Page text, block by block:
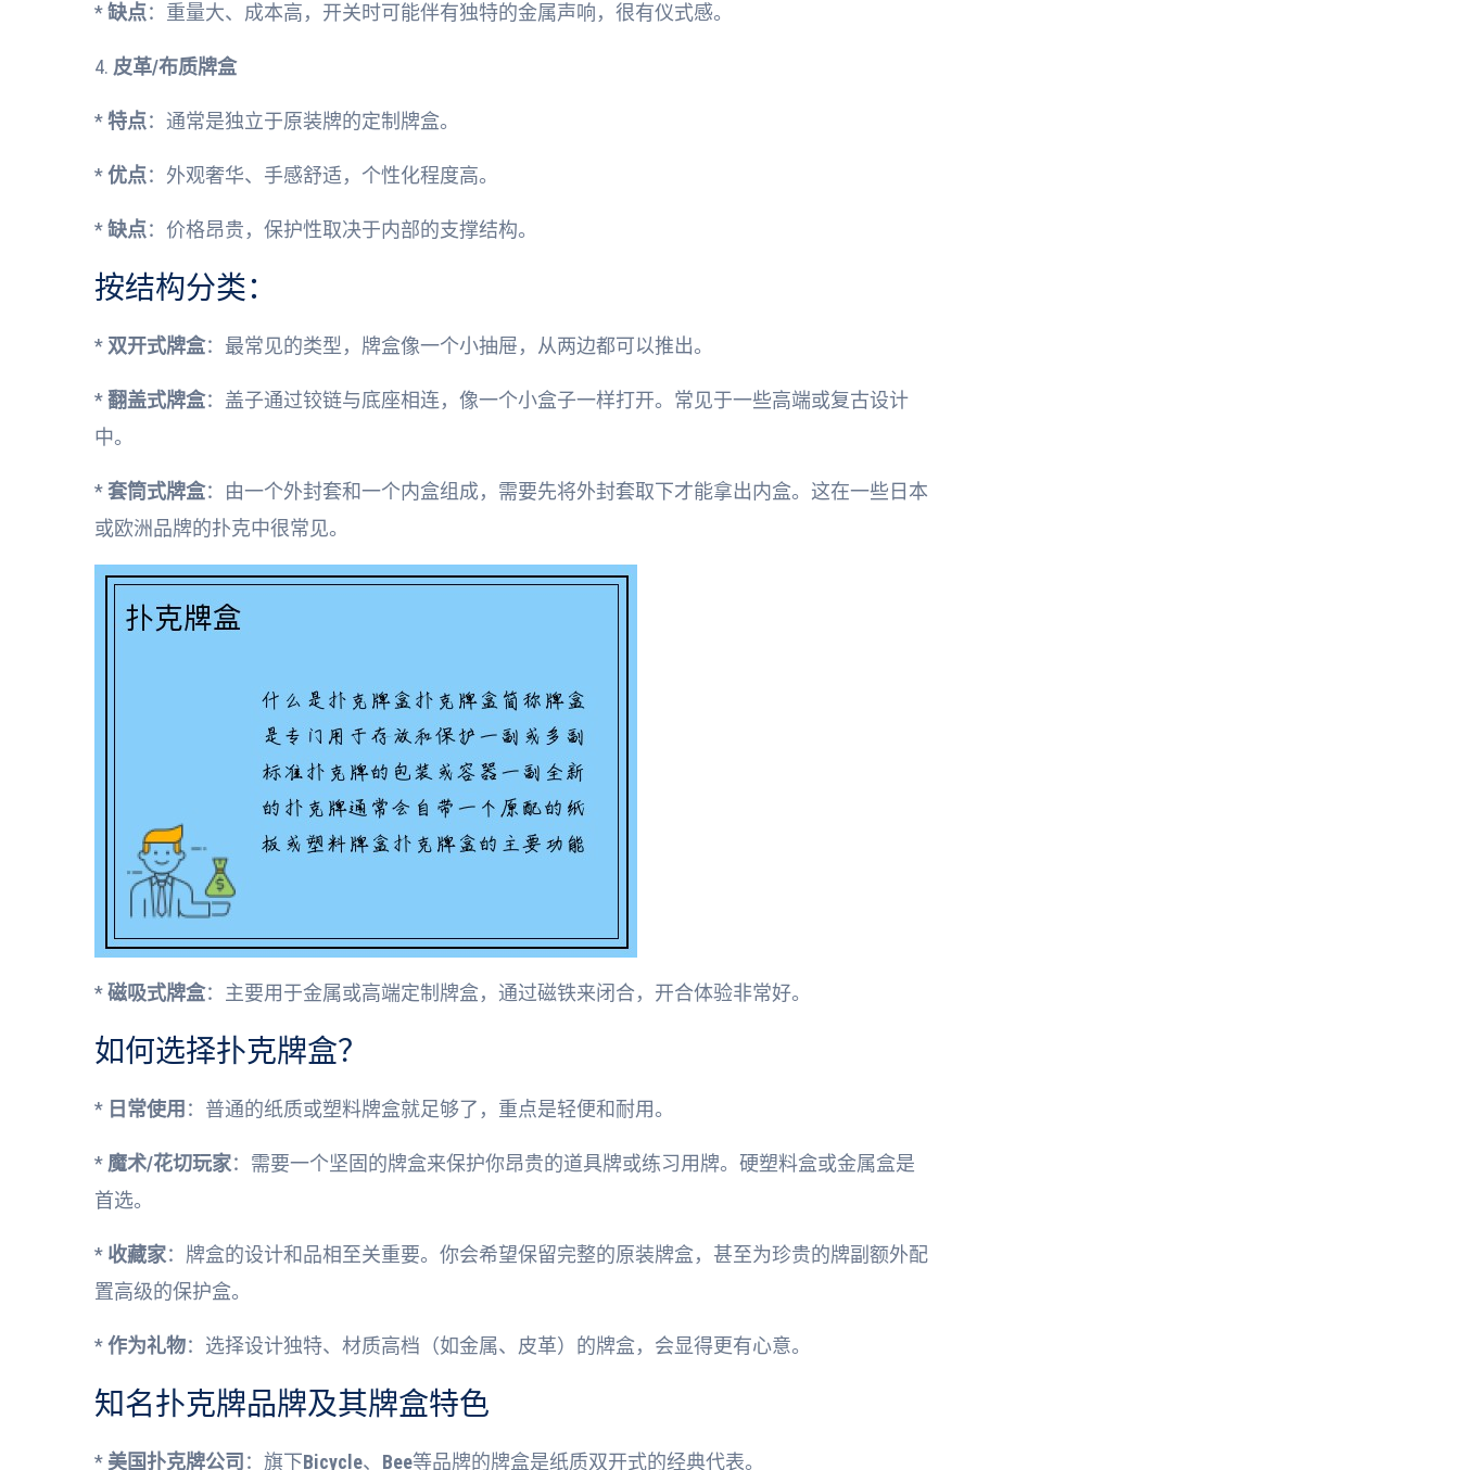
*缺点：重量大、成本高，开关时可能伴有独特的金属声响，很有仪式感。
4. 皮革/布质牌盒
*特点：通常是独立于原装牌的定制牌盒。
*优点：外观奢华、手感舒适，个性化程度高。
*缺点：价格昂贵，保护性取决于内部的支撑结构。
按结构分类：
* 双开式牌盒：最常见的类型，牌盒像一个小抽屉，从两边都可以推出。
*翻盖式牌盒：盖子通过铰链与底座相连，像一个小盒子一样打开。常见于一些高端或复古设计
中。
*套筒式牌盒：由一个外封套和一个内盒组成，需要先将外封套取下才能拿出内盒。这在一些日本
或欧洲品牌的扑克中很常见。
*磁吸式牌盒：主要用于金属或高端定制牌盒，通过磁铁来闭合，开合体验非常好。
如何选择扑克牌盒？
* 日常使用 ：普通的纸质或塑料牌盒就足够了，重点是轻便和耐用。
* 魔术/花切玩家：需要一个坚固的牌盒来保护你昂贵的道具牌或练习用牌。硬塑料盒或金属盒是
首选。
* 收藏家：牌盒的设计和品相至关重要。你会希望保留完整的原装牌盒，甚至为珍贵的牌副额外配
置高级的保护盒。
*作为礼物：选择设计独特、材质高档（如金属、皮革）的牌盒，会显得更有心意。
知名扑克牌品牌及其牌盒特色
* 美国扑克牌公司 ：旗下Bicycle、 Bee等品牌的牌盒是纸质双开式的经典代表。